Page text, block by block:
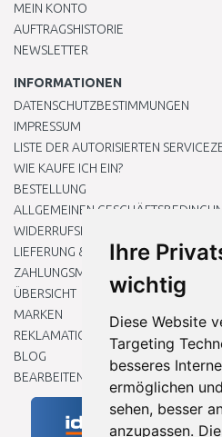
Ihre
wichtig
Diese Website
Targeting
besseres
ermöglichen
sehen, besser
anzupassen.
MEIN KONTO
AUFTRAGSHISTORIE
NEWSLETTER
INFORMATIONEN
DATENSCHUTZBESTIMMUNGEN
IMPRESSUM
LISTE DER AUTORISIERTEN
WIE KAUFE ICH EIN?
BESTELLUNG
ALLGEMEINEN
WIDERRUFSRECHT
LIEFERUNG & ZAHLUNG
ZAHLUNGSMETHODEN
ÜBERSICHT
MARKEN
REKLAMATIONEN UND RETOUREN
BLOG
BEARBEITEN SIE MEINE COOKIE-